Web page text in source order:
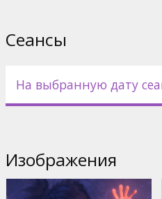
Сеансы
На выбранную дату
Изображения